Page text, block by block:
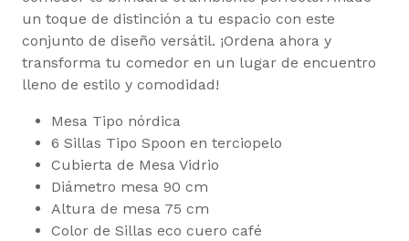
un toque de distinción a tu espacio con este
conjunto de diseño versátil. ¡Ordena ahora y
transforma tu comedor en un lugar de encuentro
lleno de estilo y comodidad!
Mesa Tipo nórdica
6 Sillas Tipo Spoon en terciopelo
Cubierta de Mesa Vidrio
Diámetro mesa 90 cm
Altura de mesa 75 cm
Color de Sillas eco cuero café